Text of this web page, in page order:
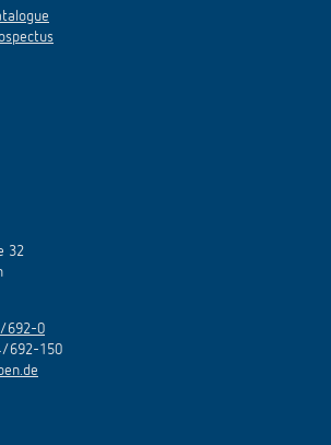
32
692-0
692-150